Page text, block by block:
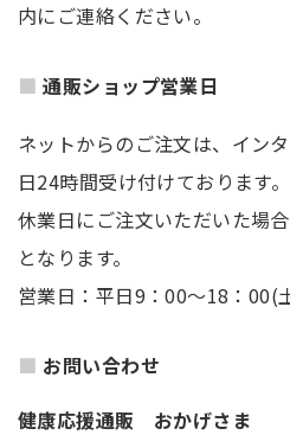
内にご連絡ください。
通販ショップ営業日
ネットからのご注文は、イン
日24時間受け付けております。
休業日にご注文いただいた場
となります。
営業日：平日9：00～18：00(
お問い合わせ
健康応援通販 おかげさま